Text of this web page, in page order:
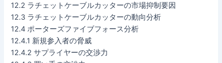
12.2 ラチェットケーブルカッターの市場抑制要因
12.3 ラチェットケーブルカッターの動向分析
12.4 ポーターズファイブフォース分析
12.4.1 新規参入者の脅威
12.4.2 サプライヤーの交渉力